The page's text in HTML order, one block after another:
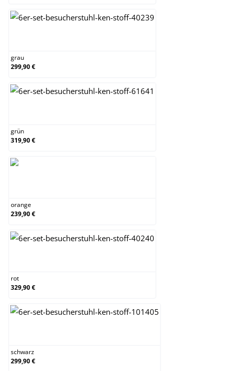
grau
299,90 €
grün
319,90 €
orange
239,90 €
rot
329,90 €
schwarz
299,90 €